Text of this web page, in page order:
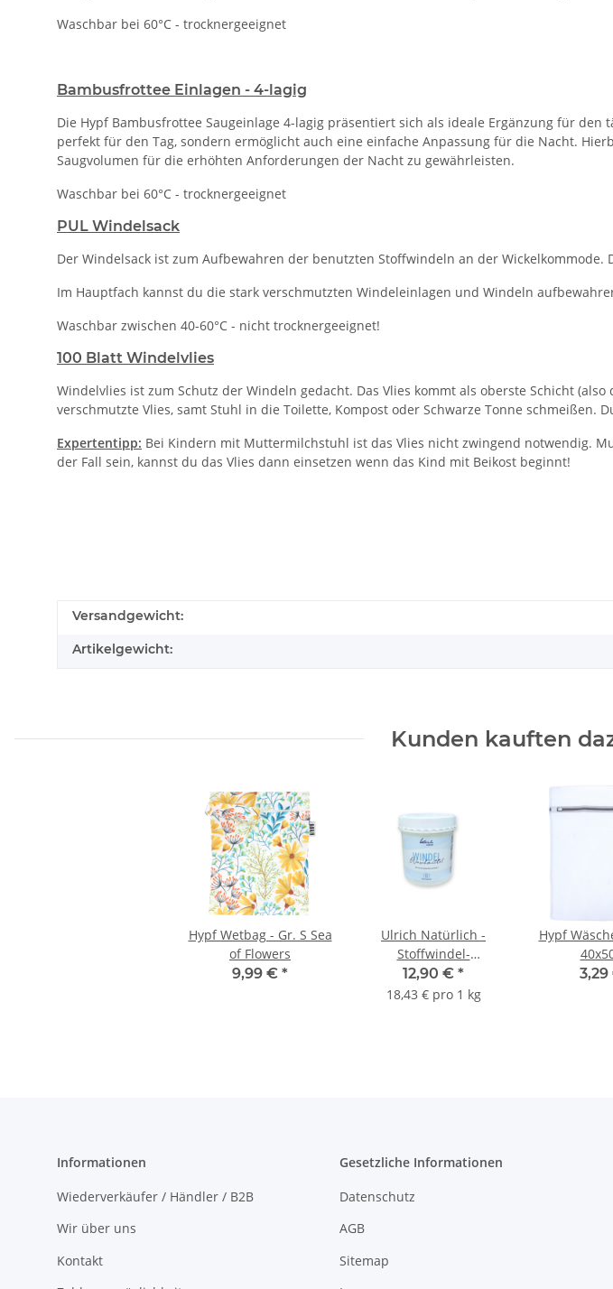
Waschbar bei 60°C - trocknergeeignet
Bambusfrottee Einlagen - 4-lagig
Die Hypf Bambusfrottee Saugeinlage 4-lagig präsentiert sich als ideale Ergänzung für
perfekt für den Tag, sondern ermöglicht auch eine einfache Anpassung für die Nacht.
Saugvolumen für die erhöhten Anforderungen der Nacht zu gewährleisten.
Waschbar bei 60°C - trocknergeeignet
PUL Windelsack
Der Windelsack ist zum Aufbewahren der benutzten Stoffwindeln an der
Im Hauptfach kannst du die stark verschmutzten Windeleinlagen und Windeln
Waschbar zwischen 40-60°C - nicht trocknergeeignet!
100 Blatt Windelvlies
Windelvlies ist zum Schutz der Windeln gedacht. Das Vlies kommt als oberste Schicht
verschmutzte Vlies, samt Stuhl in die Toilette, Kompost oder Schwarze Tonne schmeißen.
Expertentipp: Bei Kindern mit Muttermilchstuhl ist das Vlies nicht zwingend notwendig.
der Fall sein, kannst du das Vlies dann einsetzen wenn das Kind mit Beikost beginnt!
Versandgewicht:
Artikelgewicht:
Kunden kauften
Hypf Wetbag - Gr. S Sea
of Flowers
9,99 € *
Ulrich Natürlich -
Stoffwindel-
Waschmittel mit
Geruchsabsorber 700g
12,90 € *
18,43 € pro 1 kg
Hypf
Informationen
Wiederverkäufer / Händler / B2B
Wir über uns
Kontakt
Gesetzliche Informationen
Datenschutz
AGB
Sitemap